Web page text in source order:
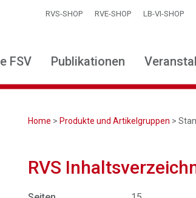
RVS-SHOP RVE-SHOP LB-VI-SHOP
FSV Publikationen
Home > Produkte und Artikelgruppen >
RVS